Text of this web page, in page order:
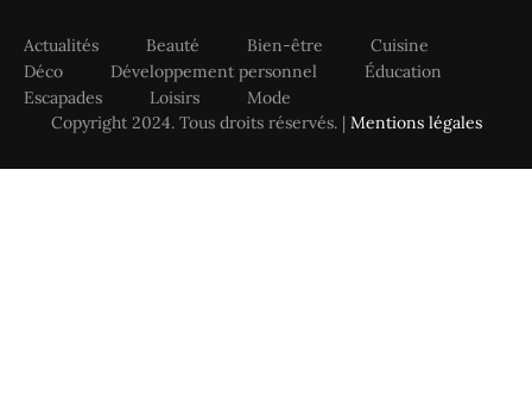
Actualités Beauté Bien-être
Cuisine
Déco
Développement personnel
Éducation
Escapades
Loisirs
Mode
Copyright 2024. Tous droits réservés. | Mentions légales